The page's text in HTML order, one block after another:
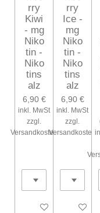
rry
Kiwi
- mg
Niko
tin -
Niko
tins
alz
6,90 €
inkl. MwSt
zzgl.
Versandkosten
Bei Verfügbarkeit
rry
Ice -
mg
Niko
tin -
Niko
tins
alz
6,90 €
inkl. MwSt
zzgl.
Versandkosten
Bei